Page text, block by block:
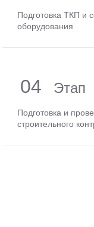
Подготовка ТКП и
оборудования
04
Подготовка и
строительного